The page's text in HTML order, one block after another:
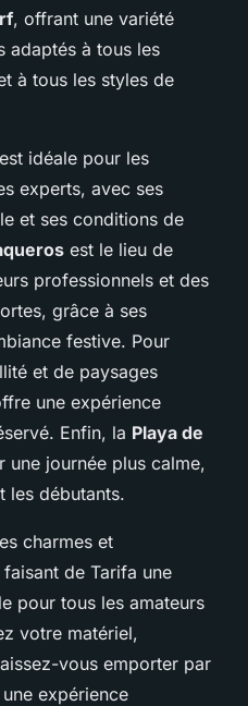
, offrant une variété
adaptés à tous les
à tous les styles de
est idéale pour les
experts, avec ses
et ses conditions de
est le lieu de
professionnels et des
grâce à ses
festive. Pour
et de paysages
une expérience
Enfin, la Playa de
une journée plus calme,
les débutants.
charmes et
de Tarifa une
pour tous les amateurs
votre matériel,
vous emporter par
expérience